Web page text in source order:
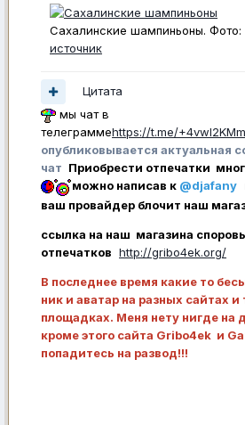
Сахалинские шампиньоны.
источник
Цитата
мы чат в
телеграммеhttps://t.me/
опубликовывается актуальная
чат Приобрести отпечатки
можно написав к @djafany
ваш провайдер блочит наш
ссылка на наш магазина
отпечатков http://gribo4ek.org/
В последнее время какие то
ник и аватар на разных сайтах и
площадках. Меня нету нигде на
кроме этого сайта Gribo4ek и
попадитесь на развод!!!